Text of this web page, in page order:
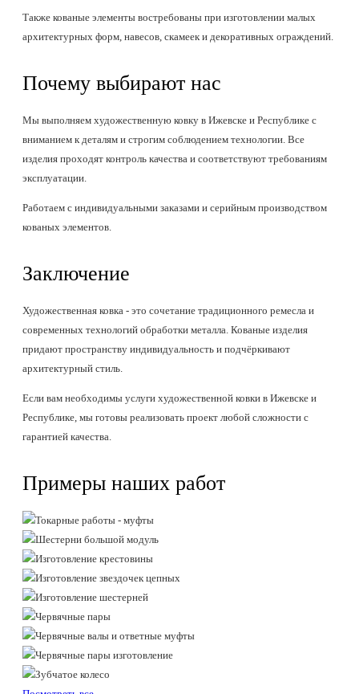
Также кованые элементы востребованы при изготовлении малых
архитектурных форм, навесов, скамеек и декоративных ограждений.
Почему выбирают нас
Мы выполняем художественную ковку в Ижевске и Республике с
вниманием к деталям и строгим соблюдением технологии. Все
изделия проходят контроль качества и соответствуют требованиям
эксплуатации.
Работаем с индивидуальными заказами и серийным производством
кованых элементов.
Заключение
Художественная ковка - это сочетание традиционного ремесла и
современных технологий обработки металла. Кованые изделия
придают пространству индивидуальность и подчёркивают
архитектурный стиль.
Если вам необходимы услуги художественной ковки в Ижевске и
Республике, мы готовы реализовать проект любой сложности с
гарантией качества.
Примеры наших работ